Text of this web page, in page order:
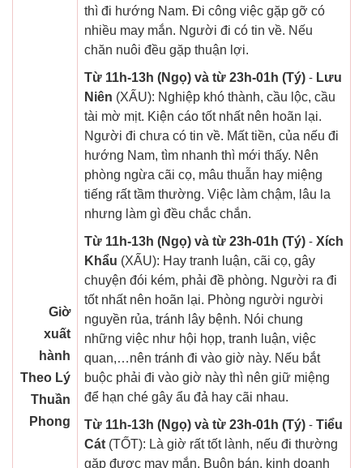
Giờ
xuất
hành
Theo Lý
Thuần
Phong
thì đi hướng Nam. Đi công việc gặp gỡ có
nhiều may mắn. Người đi có tin về. Nếu
chăn nuôi đều gặp thuận lợi.
Từ 11h-13h (Ngọ) và từ 23h-01h (Tý) - Lưu
Niên (XẤU): Nghiệp khó thành, cầu lộc, cầu
tài mờ mịt. Kiện cáo tốt nhất nên hoãn lại.
Người đi chưa có tin về. Mất tiền, của nếu đi
hướng Nam, tìm nhanh thì mới thấy. Nên
phòng ngừa cãi cọ, mâu thuẫn hay miệng
tiếng rất tầm thường. Việc làm chậm, lâu la
nhưng làm gì đều chắc chắn.
Từ 11h-13h (Ngọ) và từ 23h-01h (Tý) - Xích
Khẩu (XẤU): Hay tranh luận, cãi cọ, gây
chuyện đói kém, phải đề phòng. Người ra đi
tốt nhất nên hoãn lại. Phòng người người
nguyền rủa, tránh lây bệnh. Nói chung
những việc như hội họp, tranh luận, việc
quan,…nên tránh đi vào giờ này. Nếu bắt
buộc phải đi vào giờ này thì nên giữ miệng
để hạn ché gây ẩu đả hay cãi nhau.
Từ 11h-13h (Ngọ) và từ 23h-01h (Tý) - Tiểu
Cát (TỐT): Là giờ rất tốt lành, nếu đi thường
gặp được may mắn. Buôn bán, kinh doanh